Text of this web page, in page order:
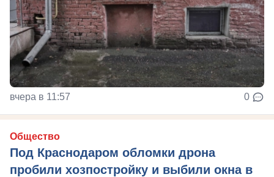
вчера в 11:57 0
Общество
Под Краснодаром обломки дрона
пробили хозпостройку и выбили окна в